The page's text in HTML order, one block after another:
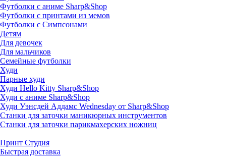
Футболки с аниме Sharp&Shop
Футболки с принтами из мемов
Футболки с Симпсонами
Детям
Для девочек
Для мальчиков
Семейные футболки
Худи
Парные худи
Худи Hello Kitty Sharp&Shop
Худи с аниме Sharp&Shop
Худи Уэнсдей Аддамс Wednesday от Sharp&Shop
Станки для заточки маникюрных инструментов
Станки для заточки парикмахерских ножниц
Принт Студия
Быстрая доставка